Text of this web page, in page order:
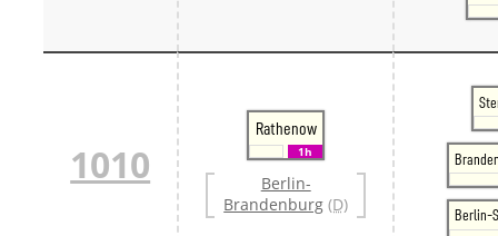
1010
Rathenow
1h
Berlin-
Brandenburg (D)
Berlin-